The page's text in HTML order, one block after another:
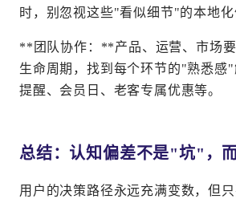
时，别忽视这些"看似细节"的本地化
**团队协作：**产品、运营、市场
生命周期，找到每个环节的"熟悉感
提醒、会员日、老客专属优惠等。
总结：认知偏差不是"坑"，
用户的决策路径永远充满变数，但